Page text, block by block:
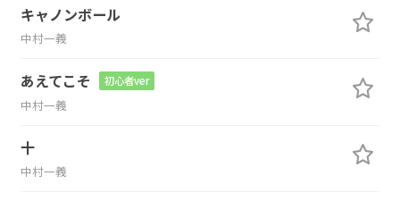
キャノンボール
中村一義
あえてこそ 初心者ver
中村一義
十
中村一義